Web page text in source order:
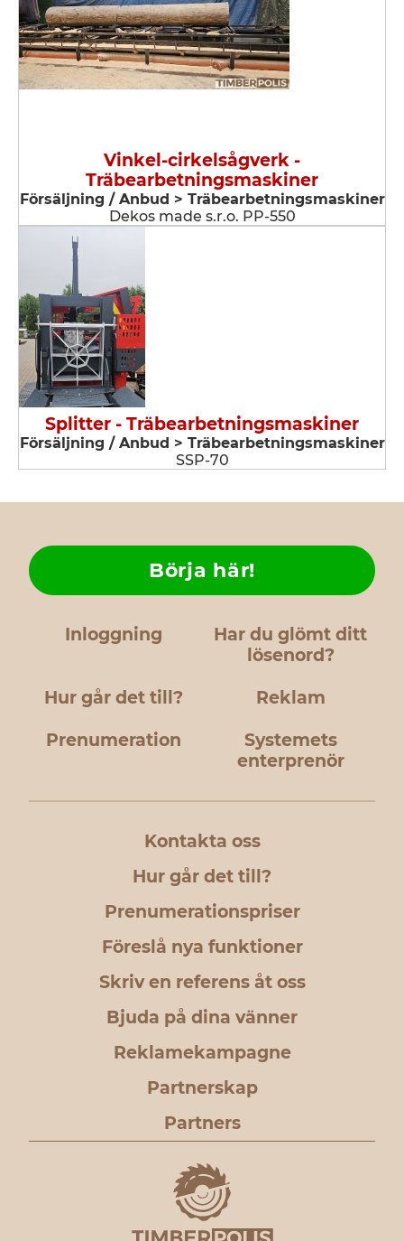
Vinkel-cirkelsågverk -
Träbearbetningsmaskiner
Försäljning / Anbud > Träbearbetningsmaskiner
Dekos made s.r.o. PP-550
Splitter - Träbearbetningsmaskiner
Försäljning / Anbud > Träbearbetningsmaskiner
SSP-70
Inloggning
Har du glömt ditt
lösenord?
Hur går det till?
Börja här!
Reklam
Prenumeration
Systemets
enterprenör
Kontakta oss
Hur går det till?
Prenumerationspriser
Föreslå nya funktioner
Skriv en referens åt oss
Bjuda på dina vänner
Reklamekampagne
Partnerskap
Partners